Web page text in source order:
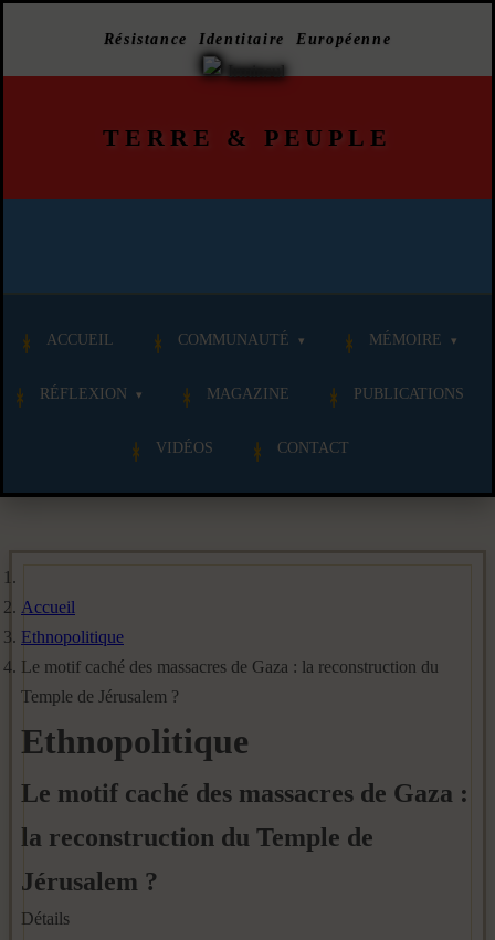
Résistance Identitaire Européenne
TERRE & PEUPLE
ACCUEIL COMMUNAUTÉ MÉMOIRE
RÉFLEXION MAGAZINE PUBLICATIONS
VIDÉOS CONTACT
Accueil
Ethnopolitique
Le motif caché des massacres de Gaza : la reconstruction du
Temple de Jérusalem ?
Ethnopolitique
Le motif caché des massacres de Gaza :
la reconstruction du Temple de
Jérusalem ?
Détails